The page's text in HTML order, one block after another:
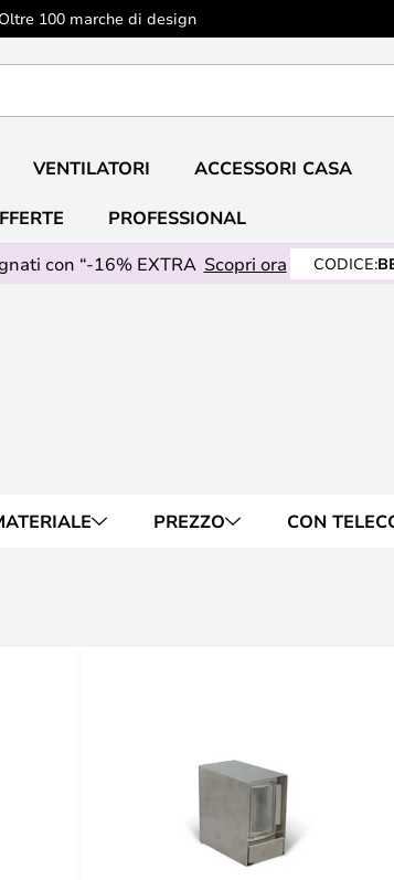
Oltre 100 marche di design
VENTILATORI ACCESSORI CASA
PROFESSIONAL
con “-16% EXTRA Scopri ora CODICE:
PREZZO CON